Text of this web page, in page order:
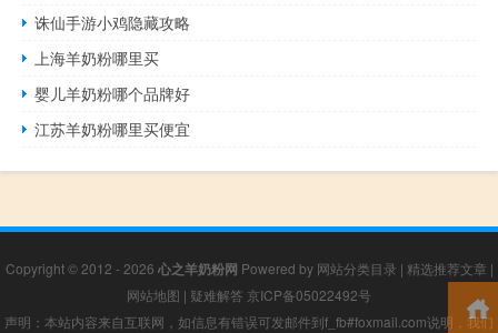
诛仙手游小鸡隐藏攻略
上海羊奶粉哪里买
婴儿羊奶粉哪个品牌好
江苏羊奶粉哪里买便宜
Copyright © 2012 - 2026 心之羊奶粉网 Powered by 网站分类目录 | 精选推荐文章 |
网站地图 | 疑难解答 京ICP备05022492号
声明：本站内容来自互联网，如信息有错误可发邮件到f_fb#foxmail.com说明，我们